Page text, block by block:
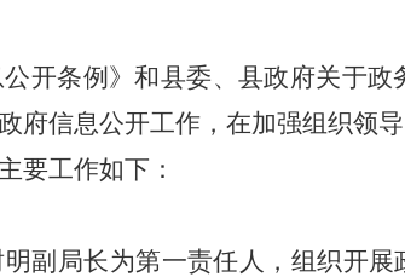
开条例》和县委、县政府关于政
府信息公开工作，在加强组织领
要工作如下：
副局长为第一责任人，组织开